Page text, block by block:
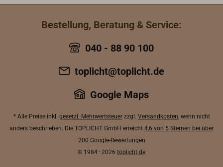
Bestellung, Beratung & Service:
040 - 88 90 100
toplicht@toplicht.de
Google Maps
* Alle Preise inkl. gesetzl. Mehrwertsteuerzzgl. Versandkosten, wenn nicht
anders beschrieben. Die TOPLICHT GmbH erreicht 4,6 von 5 Sternen bei über
200 Google-Bewertungen
© 1984–2026 toplicht.de